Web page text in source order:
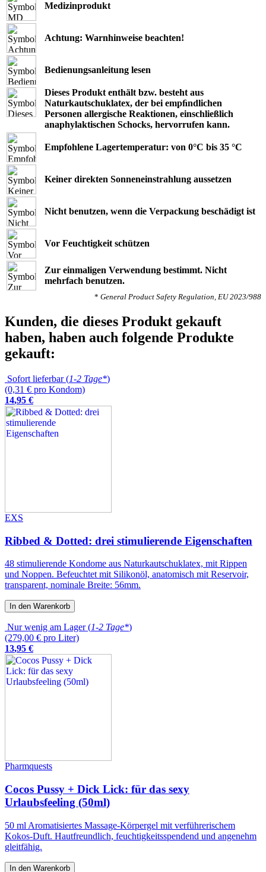
Medizinprodukt
Achtung: Warnhinweise beachten!
Bedienungsanleitung lesen
Dieses Produkt enthält bzw. besteht aus
Naturkautschuklatex, der bei empﬁndlichen
Personen allergische Reaktionen, einschließlich
anaphylaktischen Schocks, hervorrufen kann.
Empfohlene Lagertemperatur: von 0°C bis 35 °C
Keiner direkten Sonneneinstrahlung aussetzen
Nicht benutzen, wenn die Verpackung beschädigt ist
Vor Feuchtigkeit schützen
Zur einmaligen Verwendung bestimmt. Nicht
mehrfach benutzen.
* General Product Safety Regulation, EU 2023/988
Kunden, die dieses Produkt gekauft
haben, haben auch folgende Produkte
gekauft:
Sofort lieferbar (1-2 Tage*)
(0,31 € pro Kondom)
14,95 €
EXS
Ribbed & Dotted: drei stimulierende Eigenschaften
48 stimulierende Kondome aus Naturkautschuklatex, mit Rippen
und Noppen. Befeuchtet mit Silikonöl, anatomisch mit Reservoir,
transparent, nominale Breite: 56mm.
In den Warenkorb
Nur wenig am Lager (1-2 Tage*)
(279,00 € pro Liter)
13,95 €
Pharmquests
Cocos Pussy + Dick Lick: für das sexy
Urlaubsfeeling (50ml)
50 ml Aromatisiertes Massage-Körpergel mit verführerischem
Kokos-Duft. Hautfreundlich, feuchtigkeitsspendend und angenehm
gleitfähig.
In den Warenkorb